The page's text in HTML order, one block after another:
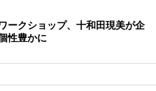
ークショップ、十和田現美が企
性豊かに